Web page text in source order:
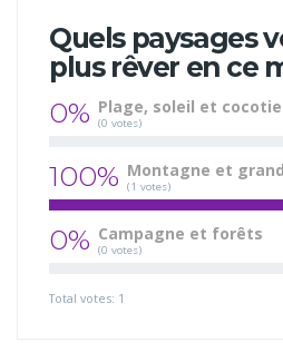
Quels paysages
plus rêver en ce
0% Plage, soleil et
(0 votes)
100% Montagne et
(1 votes)
0% Campagne et forêts
(0 votes)
Total votes: 1